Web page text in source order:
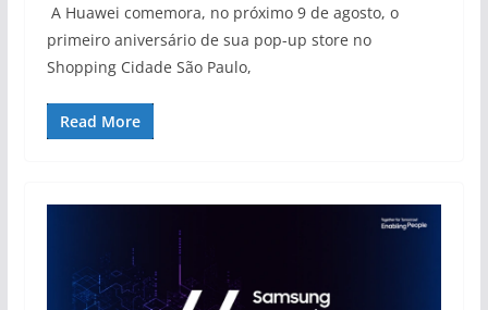
A Huawei comemora, no próximo 9 de agosto, o
primeiro aniversário de sua pop-up store no
Shopping Cidade São Paulo,
Read More